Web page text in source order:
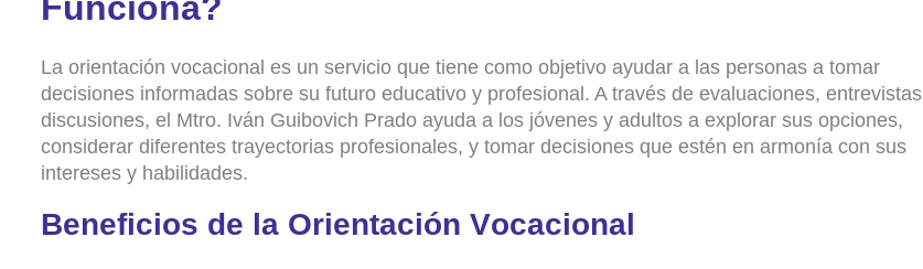
Funciona?
La orientación vocacional es un servicio que tiene como objetivo ayudar a las personas a tomar
decisiones informadas sobre su futuro educativo y profesional . A través de evaluaciones, entrevistas
discusiones, el Mtro. Iván Guibovich Prado ayuda a los jóvenes y adultos a explorar sus opciones,
considerar diferentes trayectorias profesionales, y tomar decisiones que estén en armonía con sus
intereses y habilidades.
Beneficios de a Orientación Vocaciona